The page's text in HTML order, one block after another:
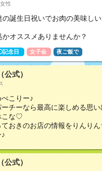
性
の誕生日祝いでお肉の美味し
かオススメありませんか？
念日 女子会 夜ご飯で
公式）
こりー♪
チーなら最高に楽しめる思い
こな♡
おきのお店の情報をりんりん
公式）